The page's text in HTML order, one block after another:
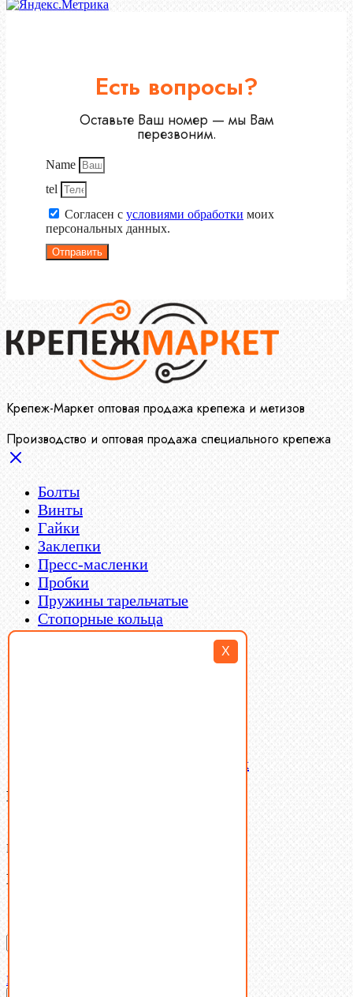
X
Есть вопросы?
Оставьте Ваш номер — мы Вам
перезвоним.
Name
tel
Согласен с условиями обработки моих
персональных данных.
Отправить
Крепеж-Маркет оптовая продажа крепежа и метизов
Производство и оптовая продажа специального крепежа
Болты
Винты
Гайки
Заклепки
Пресс-масленки
Пробки
Пружины тарельчатые
Стопорные кольца
Такелаж
Латунный и бронзовый крепеж
Ваша корзина
В корзине нет товаров.
Поиск
Don't show this popup again